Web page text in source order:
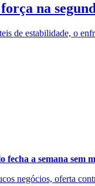
na
de estabilidade, o
a semana sem
negócios, oferta